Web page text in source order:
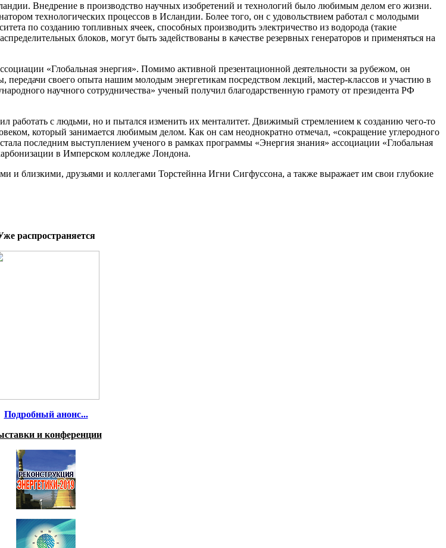
Внедрение в производство научных изобретений и технологий было любимым делом его жизни.
технологических процессов в Исландии. Более того, он с удовольствием работал с молодыми
по созданию топливных ячеек, способных производить электричество из водорода (такие
блоков, могут быть задействованы в качестве резервных генераторов и применяться на
«Глобальная энергия». Помимо активной презентационной деятельности за рубежом, он
своего опыта нашим молодым энергетикам посредством лекций, мастер-классов и участию в
научного сотрудничества» ученый получил благодарственную грамоту от президента РФ
с людьми, но и пытался изменить их менталитет. Движимый стремлением к созданию чего-то
который занимается любимым делом. Как он сам неоднократно отмечал, «сокращение углеродного
последним выступлением ученого в рамках программы «Энергия знания» ассоциации «Глобальная
в Имперском колледже Лондона.
и близкими, друзьями и коллегами Торстейнна Игни Сигфуссона, а также выражает им свои глубокие
распространяется
Подробный анонс...
и конференции